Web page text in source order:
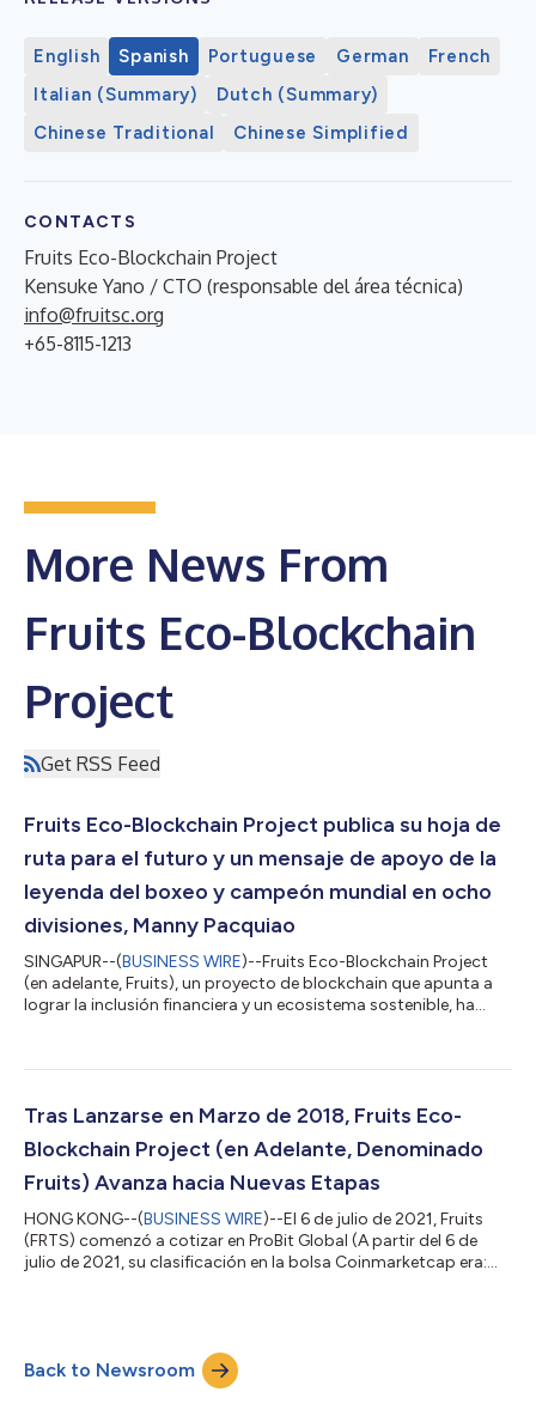
English Spanish Portuguese German
French
Italian (Summary)
Dutch (Summary)
Chinese Traditional
Chinese Simplified
CONTACTS
Fruits Eco-Blockchain Project
Kensuke Yano / CTO (responsable del área técnica)
info@fruitsc.org
+65-8115-1213
More News From
Fruits Eco-Blockchain
Project
Get RSS Feed
Fruits Eco-Blockchain Project publica su hoja de
ruta para el futuro y un mensaje de apoyo de la
leyenda del boxeo y campeón mundial en ocho
divisiones, Manny Pacquiao
SINGAPUR--(BUSINESS WIRE)--Fruits Eco-Blockchain Project
(en adelante, Fruits), un proyecto de blockchain que apunta a
lograr la inclusión financiera y un ecosistema sostenible, ha
hoja de ruta para sus actividades en el futuro. Pacquiao ha
Colaboraremos con Pacquiao para crear un mundo en el que el
Tras Lanzarse en Marzo de 2018, Fruits Eco-
Blockchain Project (en Adelante, Denominado
Fruits) Avanza hacia Nuevas Etapas
HONG KONG--(BUSINESS WIRE)--El 6 de julio de 2021, Fruits
(FRTS) comenzó a cotizar en ProBit Global (A partir del 6 de
julio de 2021, su clasificación en la bolsa Coinmarketcap era:
paso hacia adelante en su crecimiento y desarrollo.
https://www.fruitsc.org/ [Acerca de Fruits] Utiliza un algoritmo
Back to Newsroom